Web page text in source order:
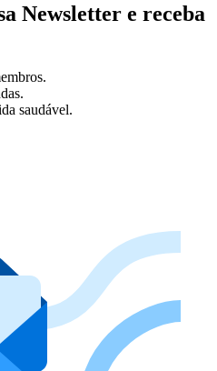
Newsletter e receba
saudável.